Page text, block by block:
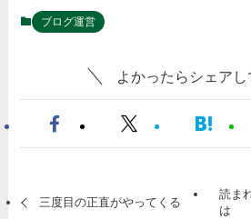
ブログ運営
よかったらシェアし
三度目の正直がやってくる
読ま
は